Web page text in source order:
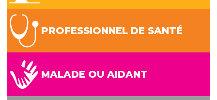
PROFESSIONNEL DE SANTÉ
MALADE OU AIDANT